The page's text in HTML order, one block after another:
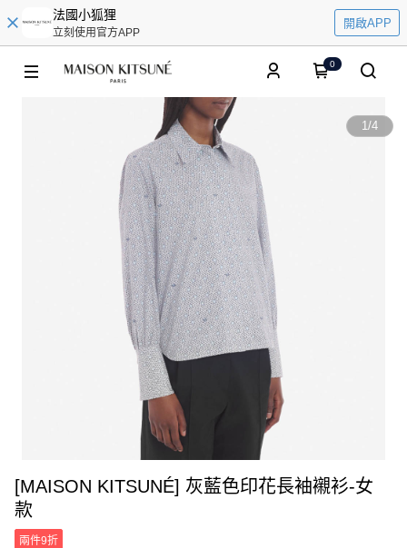
法國小狐狸
立刻使用官方APP
開啟APP
0
1/4
[MAISON KITSUNÉ] 灰藍色印花長袖襯衫-女
款
兩件9折